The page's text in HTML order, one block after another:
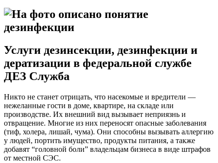
Услуги дезинсекции, дезинфекции и
дератизации в федеральной службе
ДЕЗ Служба
Никто не станет отрицать, что насекомые и вредители —
нежеланные гости в доме, квартире, на складе или
производстве. Их внешний вид вызывает неприязнь и
отвращение. Многие из них переносят опасные заболевания
(тиф, холера, лишай, чума). Они способны вызывать аллергию
у людей, портить имущество, продукты питания, а также
добавят “головной боли” владельцам бизнеса в виде штрафов
от местной СЭС.